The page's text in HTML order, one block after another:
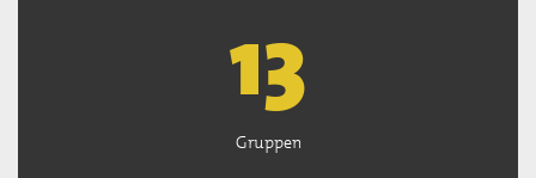
13
Gruppen